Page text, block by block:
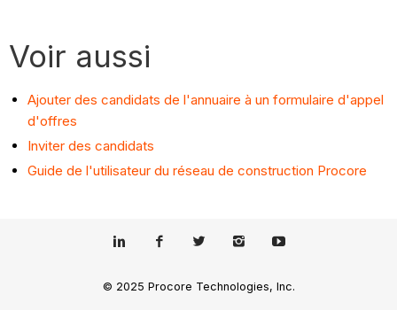
Voir aussi
Ajouter des candidats de l'annuaire à un formulaire d'appel
d'offres
Inviter des candidats
Guide de l'utilisateur du réseau de construction Procore
© 2025 Procore Technologies, Inc.